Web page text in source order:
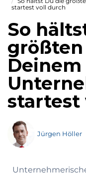
startest voll durch
So
Deinem
startest
Jürgen Höller